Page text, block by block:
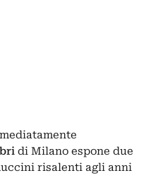
di Milano espone due
risalenti agli anni